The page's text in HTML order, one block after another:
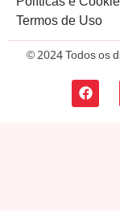
Termos de Uso
© 2024 Todos os